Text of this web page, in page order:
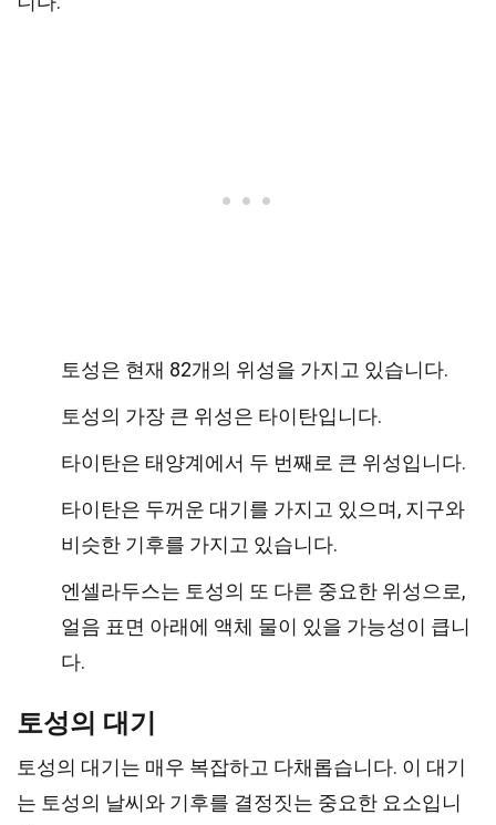
토성은 현재 82개의 위성을 가지고 있습니다.
토성의 가장 큰 위성은 타이탄입니다.
타이탄은 태양계에서 두 번째로 큰 위성입니다.
타이탄은 두꺼운 대기를 가지고 있으며, 지구와
비슷한 기후를 가지고 있습니다.
엔셀라두스는 토성의 또 다른 중요한 위성으로,
얼음 표면 아래에 액체 물이 있을 가능성이 큽니
다.
토성의 대기
토성의 대기는 매우 복잡하고 다채롭습니다. 이 대기
는 토성의 날씨와 기후를 결정짓는 중요한 요소입니